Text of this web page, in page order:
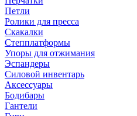
Петли
Ролики для пресса
Скакалки
Степплатформы
Упоры для отжимания
Эспандеры
Силовой инвентарь
Аксессуары
Бодибары
Гантели